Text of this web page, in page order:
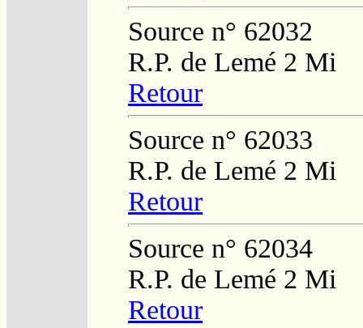
Source n° 62032
R.P. de Lemé 2 Mi
Retour
Source n° 62033
R.P. de Lemé 2 Mi
Retour
Source n° 62034
R.P. de Lemé 2 Mi
Retour